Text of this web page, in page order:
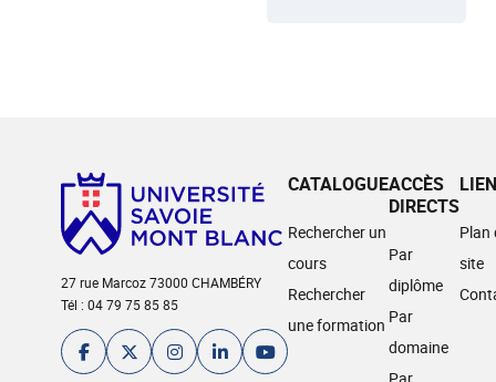
27 rue Marcoz 73000 CHAMBÉRY
Tél : 04 79 75 85 85
CATALOGUE
Rechercher un
cours
Rechercher
une formation
ACCÈS
DIRECTS
Par
diplôme
Par
domaine
Plan
site